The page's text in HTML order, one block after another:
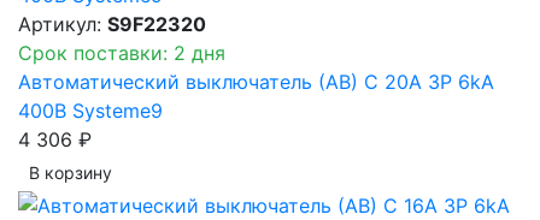
Артикул: S9F22320
Срок поставки: 2 дня
Автоматический выключатель (АВ) C 20A 3P 6kA
400В Systeme9
4 306 ₽
В корзинy